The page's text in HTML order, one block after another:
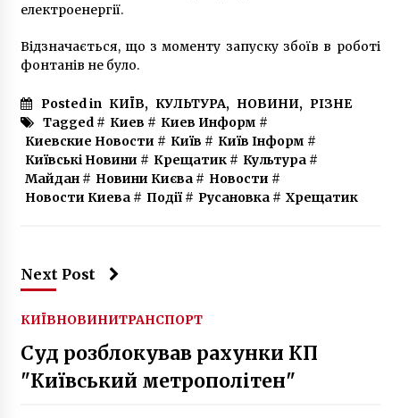
електроенергії.
Відзначається, що з моменту запуску збоїв в роботі
фонтанів не було.
Posted in КИЇВ, КУЛЬТУРА, НОВИНИ, РІЗНЕ
Tagged # Киев # Киев Информ #
Киевские Новости # Київ # Київ Інформ #
Київські Новини # Крещатик# Культура#
Майдан# Новини Києва# Новости #
Новости Киева# Події# Русановка# Хрещатик
Next Post
КИЇВНОВИНИТРАНСПОРТ
Суд розблокував рахунки КП
"Київський метрополітен"